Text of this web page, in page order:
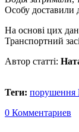
Особу доставили
На основі цих
Транспортний
Автор статті:
Теги:
0 Комментариев